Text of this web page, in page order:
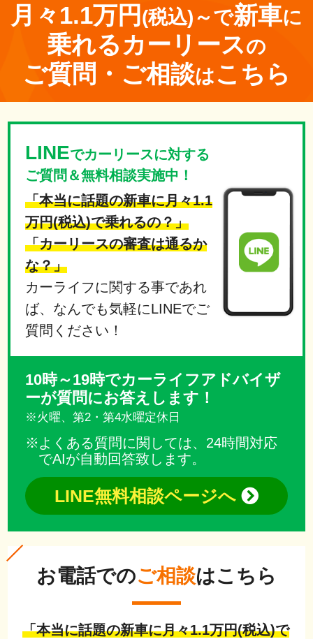
月々1.1万円 (税込)～で新車に
乗れる カーリースの
ご質問・ご相談はこちら
LINEでカーリースに対する
ご質問＆無料相談実施中！
「本当に話題の新車に月々1.1
万円(税込)で乗れるの？」
「カーリースの審査は通るか
な？」
カーライフに関する事であれ
ば、なんでも気軽にLINEでご
質問ください！
10時～19時でカーライフアドバイザ
ーが質問にお答えします！
※火曜、第2・第4水曜定休日
よくある質問に関しては、24時間対応
でAIが自動回答致します。
LINE無料相談ページへ
お電話でのご相談はこちら
「本当に話題の新車に月々1.1万円(税込)で